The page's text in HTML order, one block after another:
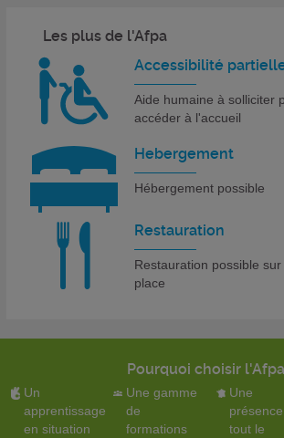
Les plus de l'Afpa
Accessibilité
Aide humaine à solliciter
accéder à l'accueil
Hebergement
Hébergement possible
Restauration
Restauration possible sur
place
Pourquoi choisir
Un
apprentissage
en situation
Une gamme
de
formations
Une
tout le